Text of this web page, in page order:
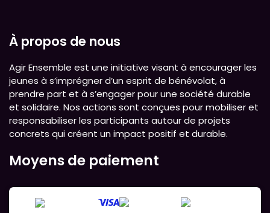
À propos de nous
Agir Ensemble est une initiative visant à encourager les
jeunes à s’imprégner d’un esprit de bénévolat, à
prendre part et à s’engager pour une société durable
et solidaire. Nos actions sont conçues pour mobiliser et
responsabiliser les participants autour de projets
concrets qui créent un impact positif et durable.
Moyens de paiement